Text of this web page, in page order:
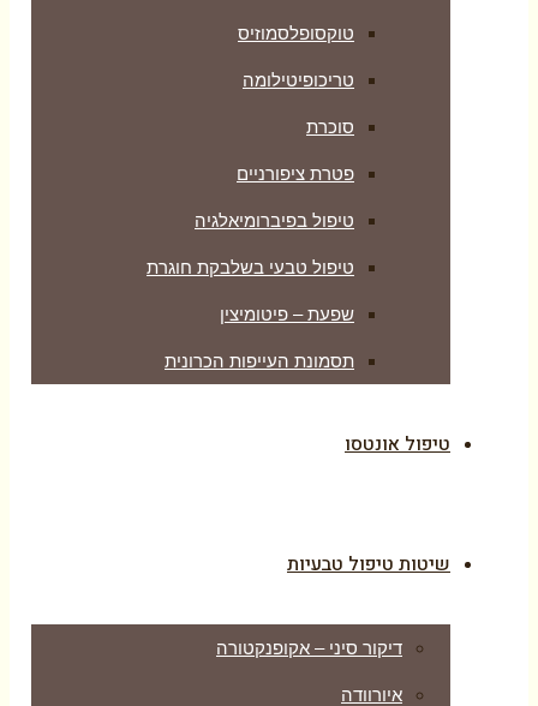
טוקסופלסמוזיס
טריכופיטילומה
סוכרת
פטרת ציפורניים
טיפול בפיברומיאלגיה
טיפול טבעי בשלבקת חוגרת
שפעת – פיטומיצין
תסמונת העייפות הכרונית
טיפול אונטסו
שיטות טיפול טבעיות
דיקור סיני – אקופנקטורה
איורוודה